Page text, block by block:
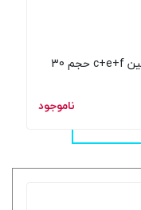
سرم سیمپل تقویت کننده حاوی ویتامین c+e+f حجم 30
ناموجود